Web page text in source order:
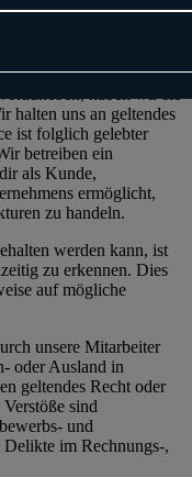
denn je. Im
und Systeme
an. Um den
halten uns an geltendes
ist folglich gelebter
betreiben ein
als Kunde,
ermöglicht,
zu handeln.
werden kann, ist
zu erkennen. Dies
auf mögliche
unsere Mitarbeiter
oder Ausland in
geltendes Recht oder
sind
und
im Rechnungs-,